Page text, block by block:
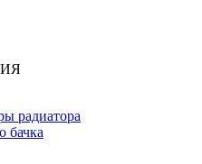
радиатора
бачка